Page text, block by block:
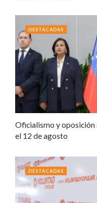
Oficialismo y
el 12 de agosto
DESTACADAS
DESTACADAS